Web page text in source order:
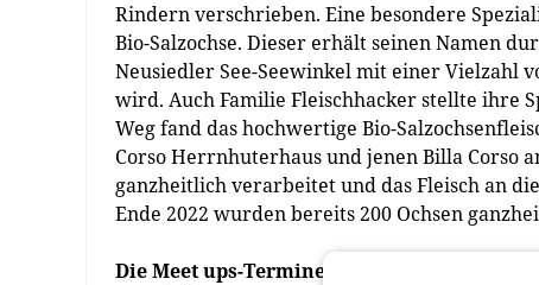
Rindern verschrieben. Eine besondere
Bio-Salzochse. Dieser erhält seinen Namen
Neusiedler See-Seewinkel mit einer Vielzahl
wird. Auch Familie Fleischhacker stellte ihre
Weg fand das hochwertige Bio-
Corso Herrnhuterhaus und jenen Billa Corso
ganzheitlich verarbeitet und das Fleisch an
Ende 2022 wurden bereits 200 Ochsen
Die Meet ups-Termine im Überblick